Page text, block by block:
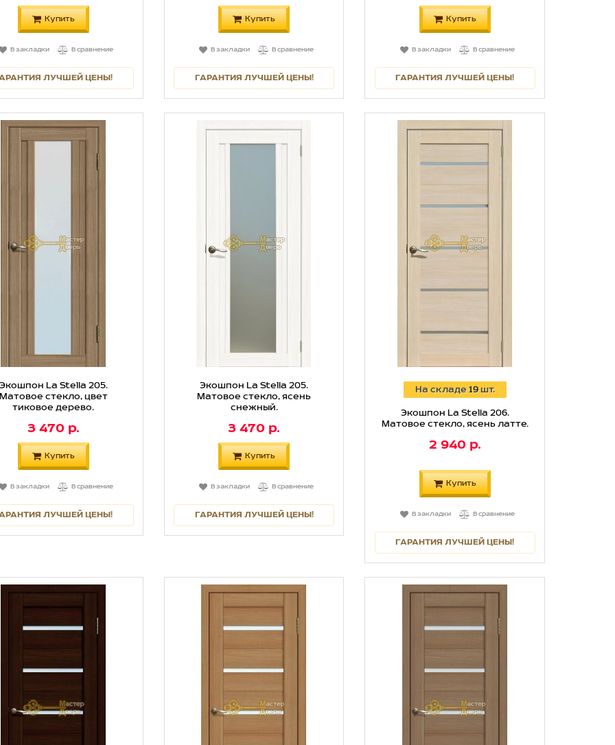
Купить
В закладки В сравнение
ЛУЧШЕЙ ЦЕНЫ!
Купить
В закладки В сравнение
ГАРАНТИЯ ЛУЧШЕЙ ЦЕНЫ!
Купить
В закладки В сравнение
ГАРАНТИЯ ЛУЧШЕЙ ЦЕНЫ!
La Stella 205.
стекло, цвет
тиковое дерево.
3 470 р.
Купить
В закладки В сравнение
ЛУЧШЕЙ ЦЕНЫ!
Экошпон La Stella 205.
Матовое стекло, ясень
снежный.
3 470 р.
Купить
В закладки В сравнение
ГАРАНТИЯ ЛУЧШЕЙ ЦЕНЫ!
На складе 19шт.
Экошпон La Stella 206.
Матовое стекло, ясень латте.
2 940 р.
Купить
В закладки В сравнение
ГАРАНТИЯ ЛУЧШЕЙ ЦЕНЫ!